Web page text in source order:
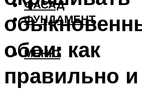
ФАСАД
ФУНДАМЕНТ
МЕНЮ
обои: как
правильно